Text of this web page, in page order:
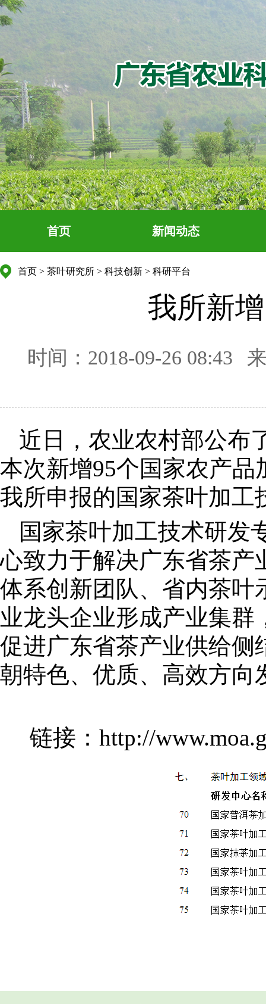
首页 新闻动态
首页 > 茶叶研究所 > 科技创新 > 科研平台
我所新
时间：2018-09-26 08:43
近日，农业农村部公布
本次新增95个国家农产
我所申报的国家茶叶加工
国家茶叶加工技术研发
心致力于解决广东省茶产
体系创新团队、省内茶叶
业龙头企业形成产业集群
促进广东省茶产业供给侧
朝特色、优质、高效方向
链接： http://